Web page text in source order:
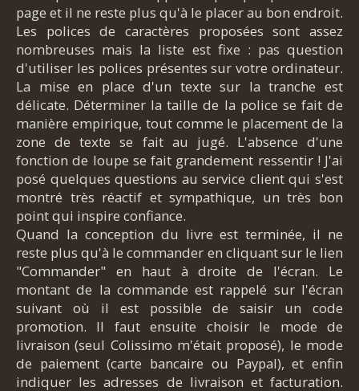
page et il ne reste plus qu'à le placer au bon endroit.
Les polices de caractères proposées sont assez
nombreuses mais la liste est fixe : pas question
d'utiliser les polices présentes sur votre ordinateur.
La mise en place d'un texte sur la tranche est
délicate. Déterminer la taille de la police se fait de
manière empirique, tout comme le placement de la
zone de texte se fait au jugé. L'absence d'une
fonction de loupe se fait grandement ressentir ! J'ai
posé quelques questions au service client qui s'est
montré très réactif et sympathique, un très bon
point qui inspire confiance.
Quand la conception du livre est terminée, il ne
reste plus qu'à le commander en cliquant sur le lien
"Commander" en haut à droite de l'écran. Le
montant de la commande est rappelé sur l'écran
suivant où il est possible de saisir un code
promotion. Il faut ensuite choisir le mode de
livraison (seul Colissimo m'était proposé), le mode
de paiement (carte bancaire ou Paypal), et enfin
indiquer les adresses de livraison et facturation.